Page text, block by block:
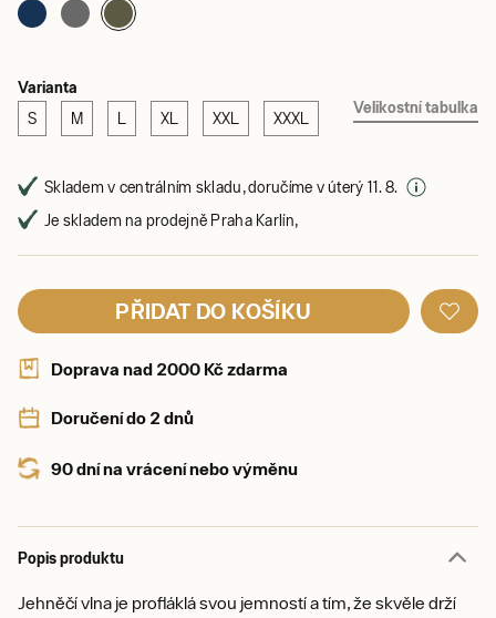
Varianta
S M L XL XXL XXXL
Velikostní tabulka
Skladem v centrálním skladu, doručíme v úterý 11. 8.
Je skladem na prodejně Praha Karlín,
PŘIDAT DO KOŠÍKU
Doprava nad 2000 Kč zdarma
Doručení do 2 dnů
90 dní na vrácení nebo výměnu
Popis produktu
Jehněčí vlna je profláklá svou jemností a tím, že skvěle drží